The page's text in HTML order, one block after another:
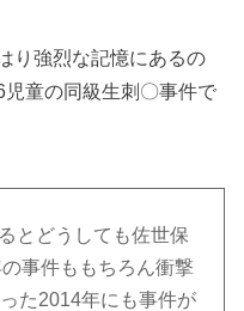
り強烈な記憶にあるの
童の同級生刺〇事件で
とどうしても佐世保
事件ももちろん衝撃
た2014年にも事件が